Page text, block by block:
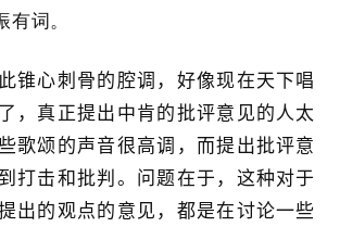
有词。
锥心刺骨的腔调，好像现在天下唱
，真正提出中肯的批评意见的人太
歌颂的声音很高调，而提出批评意
打击和批判。问题在于，这种对于
出的观点的意见，都是在讨论一些